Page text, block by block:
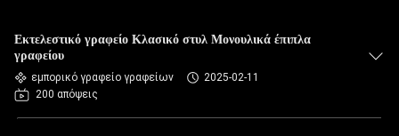
Εκτελεστικό γραφείο Κλασικό στυλ Μονουλικά έπιπλα
γραφείου
εμπορικό γραφείο γραφείων
2025-02-11
200 απόψεις